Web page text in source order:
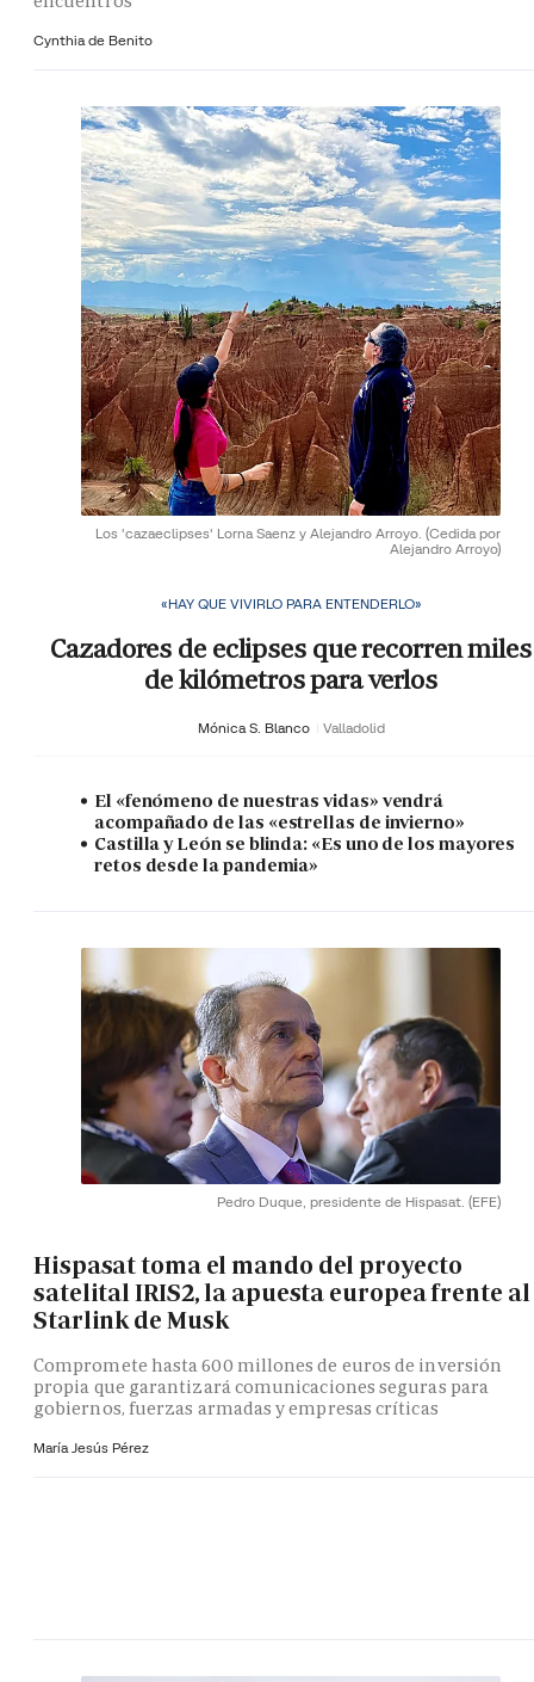
Cynthia de Benito
Los 'cazaeclipses' Lorna Saenz y Alejandro Arroyo. (Cedida por
Alejandro Arroyo)
«HAY QUE VIVIRLO PARA ENTENDERLO»
Cazadores de eclipses que recorren miles
de kilómetros para verlos
Mónica S. Blanco Valladolid
El «fenómeno de nuestras vidas» vendrá
acompañado de las «estrellas de invierno»
Castilla y León se blinda: «Es uno de los mayores
retos desde la pandemia»
Pedro Duque, presidente de Hispasat. (EFE)
Hispasat toma el mando del proyecto
satelital IRIS2, la apuesta europea frente al
Starlink de Musk
Compromete hasta 600 millones de euros de inversión
propia que garantizará comunicaciones seguras para
gobiernos, fuerzas armadas y empresas críticas
María Jesús Pérez